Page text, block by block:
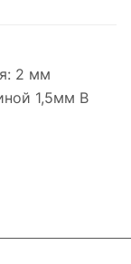
2 мм
1,5мм В